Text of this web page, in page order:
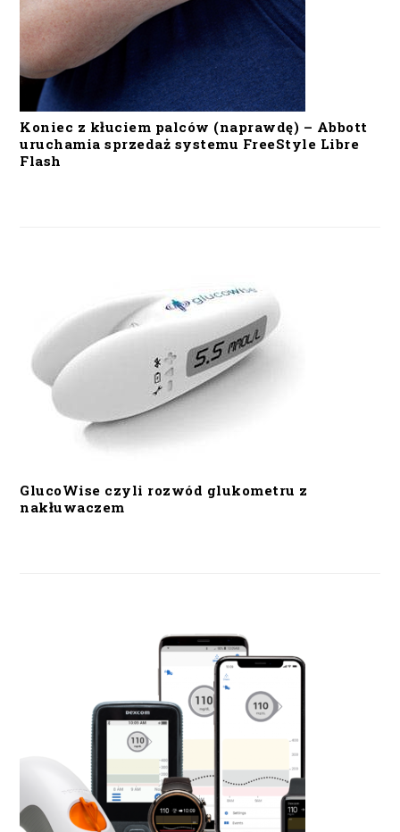
Koniec z kłuciem palców (naprawdę) – Abbott
uruchamia sprzedaż systemu FreeStyle Libre
Flash
GlucoWise czyli rozwód glukometru z
nakłuwaczem